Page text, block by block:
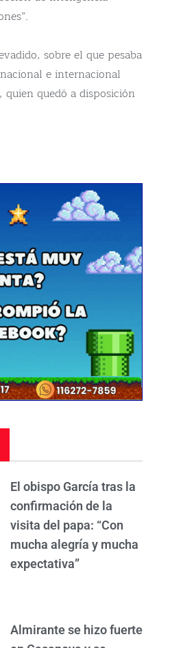
sobre el que pesaba
e internacional
quien quedó a disposición
El obispo García tras la
confirmación de la
visita del papa: “Con
mucha alegría y mucha
expectativa”
Almirante se hizo fuerte